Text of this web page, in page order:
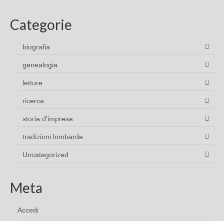
Categorie
biografia
genealogia
letture
ricerca
storia d'impresa
tradizioni lombarde
Uncategorized
Meta
Accedi